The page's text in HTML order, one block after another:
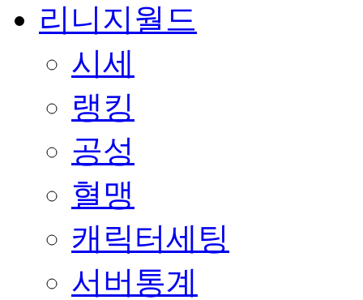
리니지월드
시세
랭킹
공성
혈맹
캐릭터세팅
서버통계